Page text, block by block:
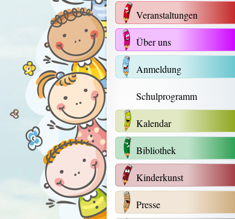
Veranstaltungen
Über uns
Anmeldung
Schulprogramm
Kalendar
Bibliothek
Kinderkunst
Presse